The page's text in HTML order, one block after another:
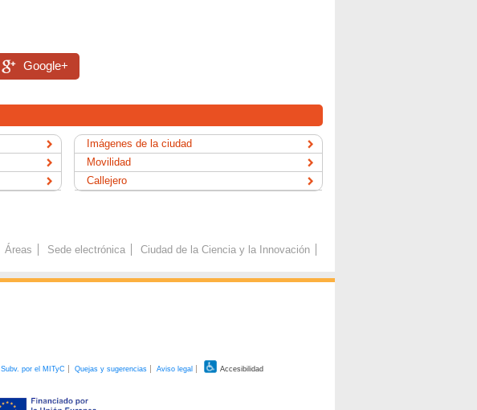
Google+
Imágenes de la ciudad
Movilidad
Callejero
Áreas Sede electrónica Ciudad de la Ciencia y la Innovación
Subv. por el MITyC Quejas y sugerencias Aviso legal Accesibilidad